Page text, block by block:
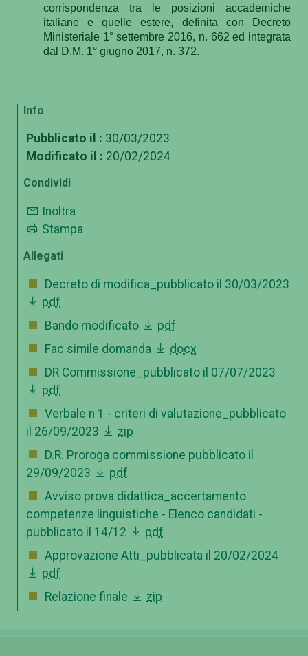
corrispondenza tra le posizioni accademiche
italiane e quelle estere, definita con Decreto
Ministeriale 1° settembre 2016, n. 662 ed integrata
dal D.M. 1° giugno 2017, n. 372.
Info
Pubblicato il : 30/03/2023
Modificato il : 20/02/2024
Condividi
Inoltra
Stampa
Allegati
Decreto di modifica_pubblicato il 30/03/2023
pdf
Bando modificato
pdf
Fac simile domanda
docx
DR Commissione_pubblicato il 07/07/2023
pdf
Verbale n 1 - criteri di valutazione_pubblicato
il 26/09/2023
zip
D.R. Proroga commissione pubblicato il
29/09/2023
pdf
Avviso prova didattica_accertamento
competenze linguistiche - Elenco candidati -
pubblicato il 14/12
pdf
Approvazione Atti_pubblicata il 20/02/2024
pdf
Relazione finale
zip